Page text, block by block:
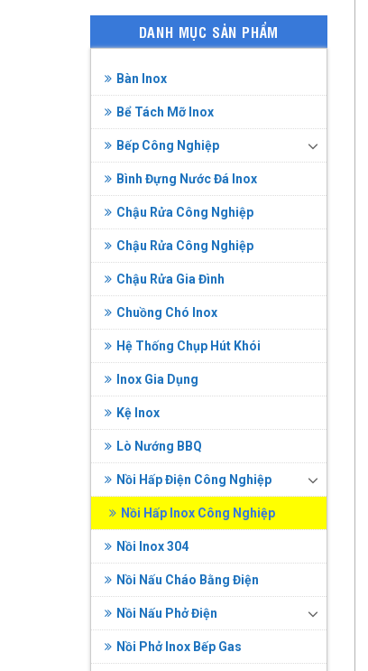
DANH MỤC SẢN PHẨM
Bàn Inox
Bể Tách Mỡ Inox
Bếp Công Nghiệp
Bình Đựng Nước Đá Inox
Chậu Rửa Công Nghiệp
Chậu Rửa Công Nghiệp
Chậu Rửa Gia Đình
Chuồng Chó Inox
Hệ Thống Chụp Hút Khói
Inox Gia Dụng
Kệ Inox
Lò Nướng BBQ
Nồi Hấp Điện Công Nghiệp
Nồi Hấp Inox Công Nghiệp
Nồi Inox 304
Nồi Nấu Cháo Bằng Điện
Nồi Nấu Phở Điện
Nồi Phở Inox Bếp Gas